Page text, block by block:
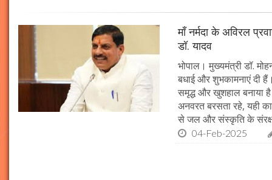
माँ नर्मदा के अविरल
डॉ. यादव
भोपाल। मुख्यमंत्री डॉ.
बधाई और शुभकामनाएं दी
समृद्ध और खुशहाल बनाया
अनवरत बरसता रहे, यही
से जल और संस्कृति के
04-Feb-2025